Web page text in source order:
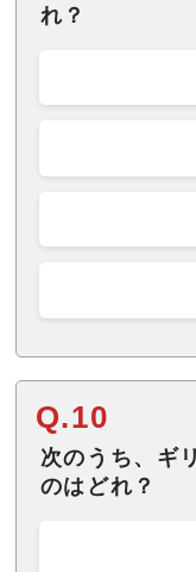
れ？
Q.10
次のうち、ギ
のはどれ？